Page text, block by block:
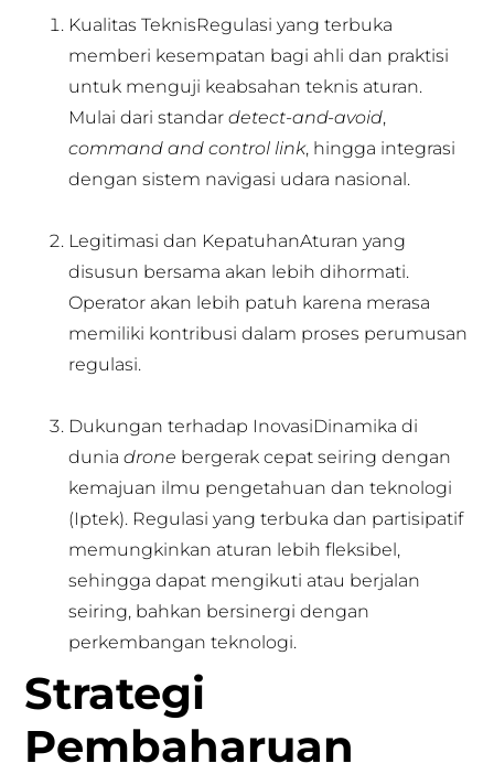
Kualitas TeknisRegulasi yang terbuka
memberi kesempatan bagi ahli dan praktisi
untuk menguji keabsahan teknis aturan.
Mulai dari standardetect-and-avoid,
command and control link, hingga integrasi
dengan sistem navigasi udara nasional.
Legitimasi dan KepatuhanAturan yang
disusun bersama akan lebih dihormati.
Operator akan lebih patuh karena merasa
memiliki kontribusi dalam proses perumusan
regulasi.
Dukungan terhadap InovasiDinamika di
duniadrone bergerak cepat seiring dengan
kemajuan ilmu pengetahuan dan teknologi
(Iptek). Regulasi yang terbuka dan partisipatif
memungkinkan aturan lebih fleksibel,
sehingga dapat mengikuti atau berjalan
seiring, bahkan bersinergi dengan
perkembangan teknologi.
Strategi
Pembaharuan